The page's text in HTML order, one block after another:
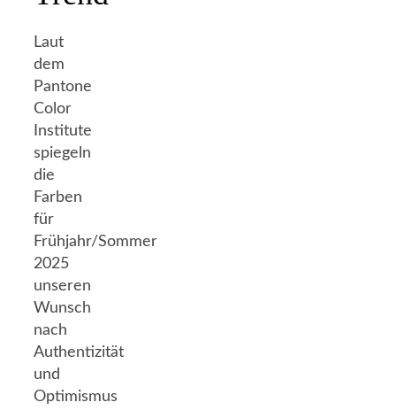
Laut
dem
Pantone
Color
Institute
spiegeln
die
Farben
für
Frühjahr/Sommer
2025
unseren
Wunsch
nach
Authentizität
und
Optimismus